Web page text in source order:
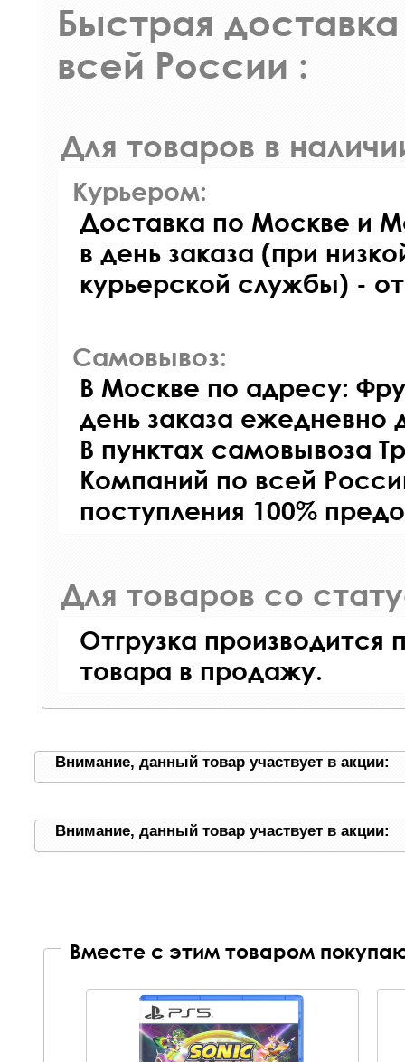
Быстрая доставка
всей России :
Для товаров в
Курьером:
Доставка по Москве и
в день заказа (при
курьерской службы) -
Самовывоз:
В Москве по адресу:
день заказа ежедневно
В пунктах самовывоза
Компаний по всей
поступления 100%
Для товаров со
Отгрузка производится
товара в продажу.
Внимание, данный товар участвует в акции:
Внимание, данный товар участвует в акции:
Вместе с этим товаром